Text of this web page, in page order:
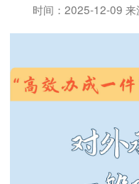
时间：2025-12-09